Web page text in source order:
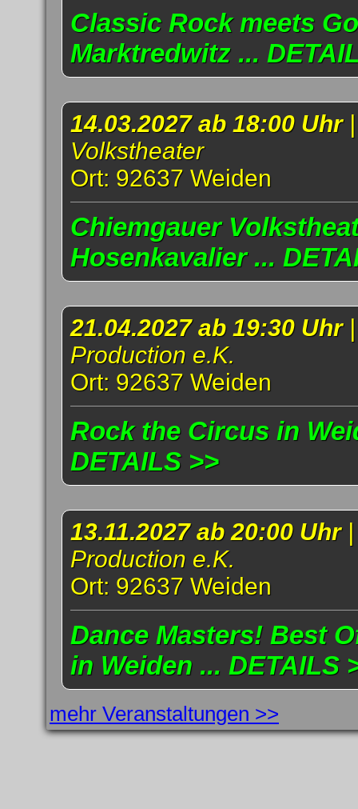
Classic Rock meets
Marktredwitz ...
14.03.2027 ab 18:00 Uhr
Volkstheater
Ort: 92637 Weiden
Chiemgauer
Hosenkavalier ...
21.04.2027 ab 19:30 Uhr
Production e.K.
Ort: 92637 Weiden
Rock the Circus in
DETAILS >>
13.11.2027 ab 20:00 Uhr
Production e.K.
Ort: 92637 Weiden
Dance Masters! Best
in Weiden ... DETAILS
mehr Veranstaltungen >>